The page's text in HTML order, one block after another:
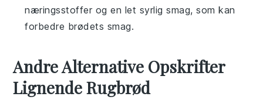
næringsstoffer og en let syrlig smag, som kan
forbedre brødets smag.
Andre Alternative Opskrifter
Lignende Rugbrød